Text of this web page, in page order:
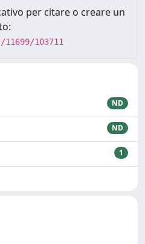
per citare o creare un
103711
ND
ND
1